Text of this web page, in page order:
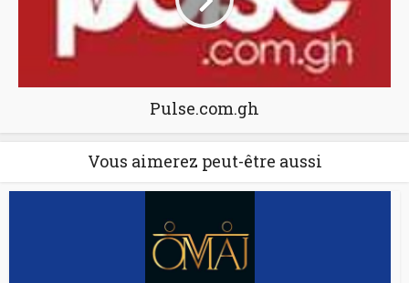
Pulse.com.gh
Vous aimerez peut-être aussi